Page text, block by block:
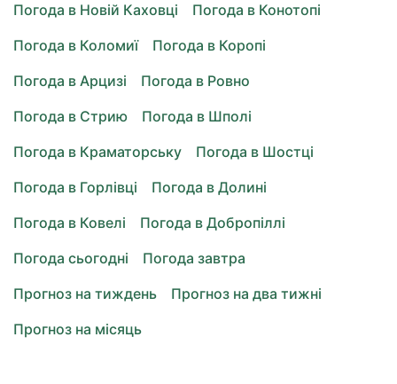
Погода в Новій Каховці
Погода в Конотопі
Погода в Коломиї
Погода в Коропі
Погода в Арцизі
Погода в Ровно
Погода в Стрию
Погода в Шполі
Погода в Краматорську
Погода в Шостці
Погода в Горлівці
Погода в Долині
Погода в Ковелі
Погода в Добропіллі
Погода сьогодні
Погода завтра
Прогноз на тиждень
Прогноз на два тижні
Прогноз на місяць